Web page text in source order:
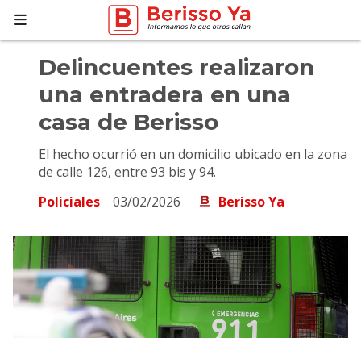
Delincuentes realizaron
una entradera en una
casa de Berisso
El hecho ocurrió en un domicilio ubicado en la zona
de calle 126, entre 93 bis y 94.
Policiales
03/02/2026 Berisso Ya